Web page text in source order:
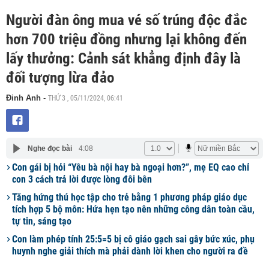
Người đàn ông mua vé số trúng độc đắc
hơn 700 triệu đồng nhưng lại không đến
lấy thưởng: Cảnh sát khẳng định đây là
đối tượng lừa đảo
Đinh Anh - THỨ 3 , 05/11/2024, 06:41
Nghe đọc bài 4:08
Con gái bị hỏi “Yêu bà nội hay bà ngoại hơn?”, mẹ EQ cao chỉ
con 3 cách trả lời được lòng đôi bên
Tăng hứng thú học tập cho trẻ bằng 1 phương pháp giáo dục
tích hợp 5 bộ môn: Hứa hẹn tạo nên những công dân toàn cầu,
tự tin, sáng tạo
Con làm phép tính 25:5=5 bị cô giáo gạch sai gây bức xúc, phụ
huynh nghe giải thích mà phải dành lời khen cho người ra đề